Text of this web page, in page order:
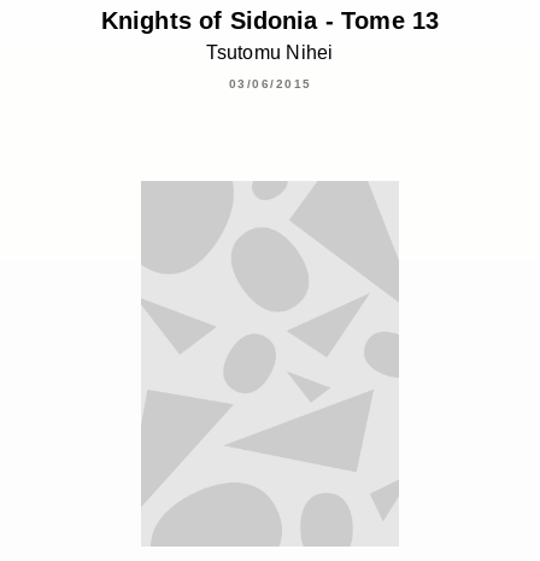
Knights of Sidonia - Tome 13
Tsutomu Nihei
03/06/2015